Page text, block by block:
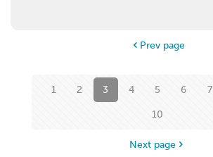
Prev page
1 2 3 4 5 6 7
10
Next page